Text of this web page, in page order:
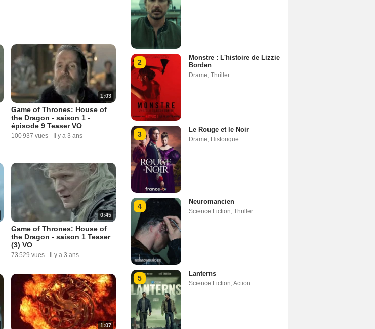
1:03
Game of Thrones: House of
the Dragon - saison 1 -
épisode 9 Teaser VO
100 937 vues - Il y a 3 ans
0:45
Game of Thrones: House of
the Dragon - saison 1 Teaser
(3) VO
73 529 vues - Il y a 3 ans
1:07
2
Monstre : L'histoire de Lizzie
Borden
Drame, Thriller
3
Le Rouge et le Noir
Drame, Historique
4
Neuromancien
Science Fiction, Thriller
5
Lanterns
Science Fiction,Action